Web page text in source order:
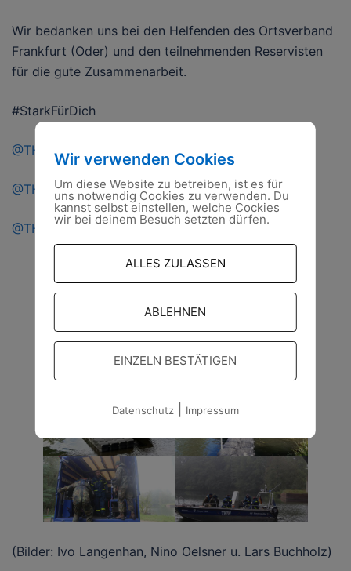
Wir bedanken uns bei den Helfenden des Ortsverband
Frankfurt (Oder) und den teilnehmenden Reservisten
für die gute Zusammenarbeit.
#StarkFürDich
@THW_OFWD
@THWOFWD
@THWOFWD
(Bilder: Ivo Langenhan, Nino Oelsner u. Lars Buchholz)
Wir verwenden Cookies
Um diese Website zu betreiben, ist es für
uns notwendig Cookies zu verwenden. Du
kannst selbst einstellen, welche Cockies
wir bei deinem Besuch setzten dürfen.
ALLES ZULASSEN
ABLEHNEN
EINZELN BESTÄTIGEN
Datenschutz| Impressum